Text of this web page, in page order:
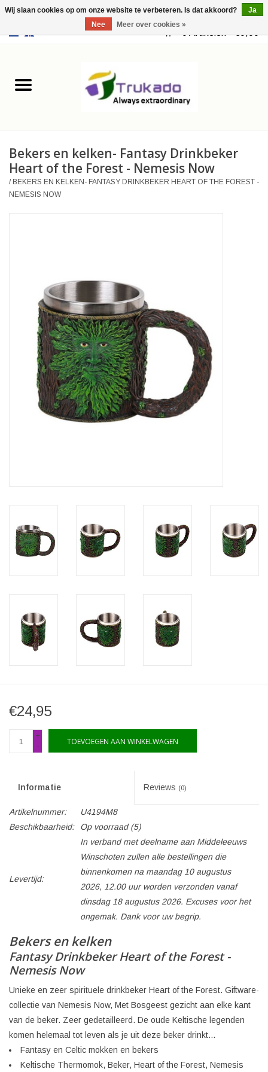
USD 0 Artikelen - €0,00
Leer
Merchandise
Retro Vintage
Veronese Design
Giftware & Lifestyle &
Collectables
Bezoek ons
Bekers en kelken- Fantasy Drinkbeker
Heart of the Forest - Nemesis Now
/BEKERS EN KELKEN- FANTASY DRINKBEKER HEART OF THE FOREST -
NEMESIS NOW
€24,95
+
-
TOEVOEGEN AAN WINKELWAGEN
Informatie Reviews (0)
Artikelnummer:
U4194M8
Beschikbaarheid:
Op voorraad(5)
Levertijd:
In verband met deelname aan Middeleeuws
Winschoten zullen alle bestellingen die
binnenkomen na maandag 10 augustus
2026, 12.00 uur worden verzonden vanaf
dinsdag 18 augustus 2026. Excuses voor het
ongemak. Dank voor uw begrip.
Bekers en kelken
Fantasy Drinkbeker Heart of the Forest -
Nemesis Now
Unieke en zeer spirituele drinkbeker Heart of the Forest. Giftware-
collectie van Nemesis Now, Met Bosgeest gezicht aan elke kant
van de beker. Zeer gedetailleerd. De oude Keltische legenden
komen helemaal tot leven als je uit deze beker drinkt...
Fantasy en Celtic mokken en bekers
Keltische Thermomok, Beker, Heart of the Forest, Nemesis
Wij slaan cookies op om onze website te verbeteren. Is dat akkoord?
Ja
Nee
Meer over cookies »